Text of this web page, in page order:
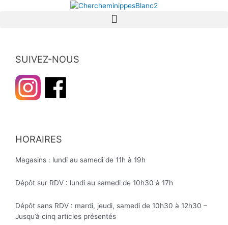
SUIVEZ-NOUS
HORAIRES
Magasins : lundi au samedi de 11h à 19h
Dépôt sur RDV : lundi au samedi de 10h30 à 17h
Dépôt sans RDV : mardi, jeudi, samedi de 10h30 à 12h30 –
Jusqu’à cinq articles présentés